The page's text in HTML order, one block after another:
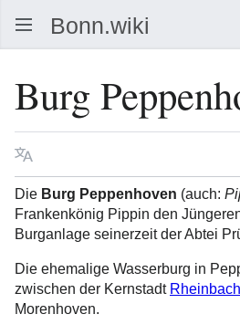
Burg
Sprache
Die Burg Peppenhoven (auch:
Frankenkönig Pippin den
Burganlage seinerzeit der Abtei
Die ehemalige Wasserburg in
zwischen der Kernstadt Rheinbach
Morenhoven.